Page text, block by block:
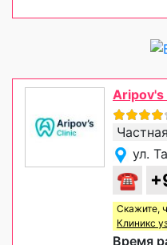
Aripov's
ул.
☎
Скажите,
Клиникс
Время